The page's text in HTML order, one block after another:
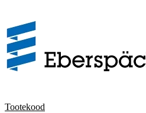
Tootekood